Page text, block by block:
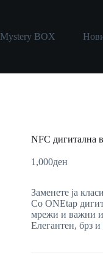
Mystery BOX
NFC дигитална
1,000ден
Заменете ја
Со ONEtap
мрежи и важни
Елегантен, брз